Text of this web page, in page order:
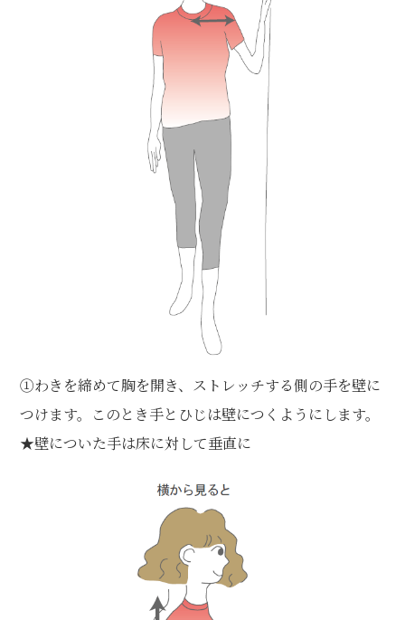
①わきを締めて胸を開き、ストレッチする側の手を壁に
つけます。このとき手とひじは壁につくようにします。
★壁についた手は床に対して垂直に